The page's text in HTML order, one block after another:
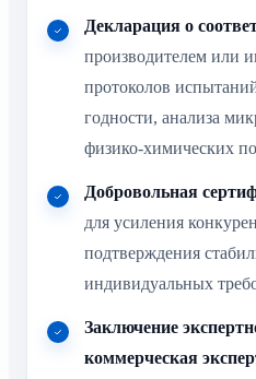
Декларация о
производителем или
протоколов
годности, анализа
физико-химических
Добровольная
для усиления
подтверждения
индивидуальных
Заключение
коммерческая